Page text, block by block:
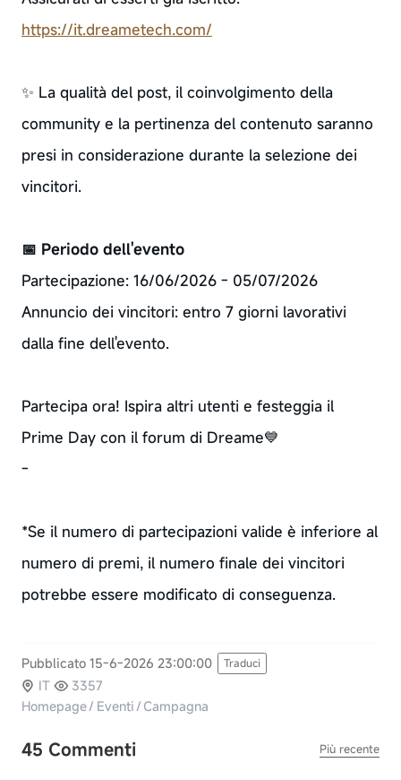
https://it.dreametech.com/
✨ La qualità del post, il coinvolgimento della
community e la pertinenza del contenuto saranno
presi in considerazione durante la selezione dei
vincitori.
📅 Periodo dell'evento
Partecipazione: 16/06/2026 - 05/07/2026
Annuncio dei vincitori: entro 7 giorni lavorativi
dalla fine dell'evento.
Partecipa ora! Ispira altri utenti e festeggia il
Prime Day con il forum di Dreame💙
-
*Se il numero di partecipazioni valide è inferiore al
numero di premi, il numero finale dei vincitori
potrebbe essere modificato di conseguenza.
Pubblicato 15-6-2026 23:00:00 Traduci
IT
3357
Homepage/ Eventi/ Campagna
45 Commenti Più recente